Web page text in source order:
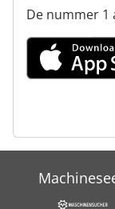
Case Ih 844 S
Case Ih 8930
Case Ih
Case Ih
De nummer 1